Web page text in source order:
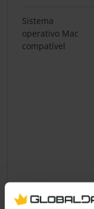
Sistema
operativo Mac
compatível